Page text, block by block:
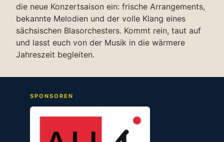
die neue Konzertsaison ein: frische Arrangements,
bekannte Melodien und der volle Klang eines
sächsischen Blasorchesters. Kommt rein, taut auf
und lasst euch von der Musik in die wärmere
Jahreszeit begleiten.
SPONSOREN